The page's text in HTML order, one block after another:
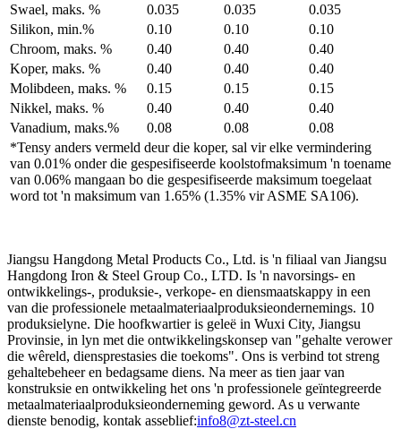
Swael, maks. %
0.035 0.035
0.035
Silikon, min.%
0.10 0.10
0.10
Chroom, maks. %
0.40 0.40
0.40
Koper, maks. %
0.40 0.40
0.40
Molibdeen, maks. %
0.15 0.15
0.15
Nikkel, maks. %
0.40 0.40
0.40
Vanadium, maks.%
0.08 0.08
0.08
*Tensy anders vermeld deur die koper, sal vir elke vermindering
van 0.01% onder die gespesifiseerde koolstofmaksimum 'n toename
van 0.06% mangaan bo die gespesifiseerde maksimum toegelaat
word tot 'n maksimum van 1.65% (1.35% vir ASME SA106).
Jiangsu Hangdong Metal Products Co., Ltd. is 'n filiaal van Jiangsu
Hangdong Iron & Steel Group Co., LTD. Is 'n navorsings- en
ontwikkelings-, produksie-, verkope- en diensmaatskappy in een
van die professionele metaalmateriaalproduksieondernemings. 10
produksielyne. Die hoofkwartier is geleë in Wuxi City, Jiangsu
Provinsie, in lyn met die ontwikkelingskonsep van "gehalte verower
die wêreld, diensprestasies die toekoms". Ons is verbind tot streng
gehaltebeheer en bedagsame diens. Na meer as tien jaar van
konstruksie en ontwikkeling het ons 'n professionele geïntegreerde
metaalmateriaalproduksieonderneming geword. As u verwante
dienste benodig, kontak asseblief:info8@zt-steel.cn